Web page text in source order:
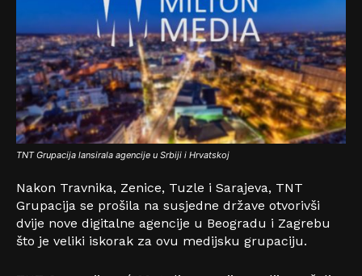
TNT Grupacija lansirala agencije u Srbiji i Hrvatskoj
Nakon Travnika, Zenice, Tuzle i Sarajeva, TNT
Grupacija se prošila na susjedne države otvorivši
dvije nove digitalne agencije u Beogradu i Zagrebu
što je veliki iskorak za ovu medijsku grupaciju.